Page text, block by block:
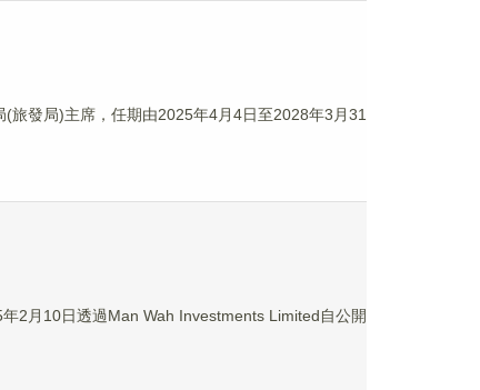
旅發局)主席，任期由2025年4月4日至2028年3月31
2月10日透過Man Wah Investments Limited自公開